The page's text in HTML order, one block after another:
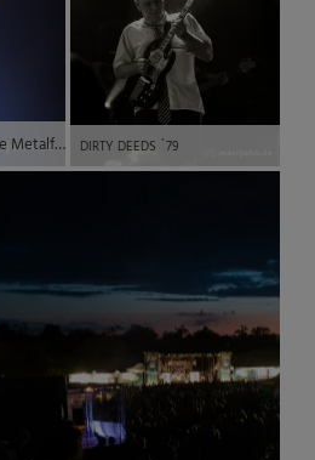
LORELEY, GERMANY – June, 22 2013 – Subway to Sally at the Metalfest Open Air – Eric Fish, Vocals © 2013 by Marc Oliver John | marcjohn.de – Alle Rechte vorbehalten, Keine Veröffentlichung ohne Genehmigung – All rights reserved, no publishing without permission. DIRTY DEEDS ´79